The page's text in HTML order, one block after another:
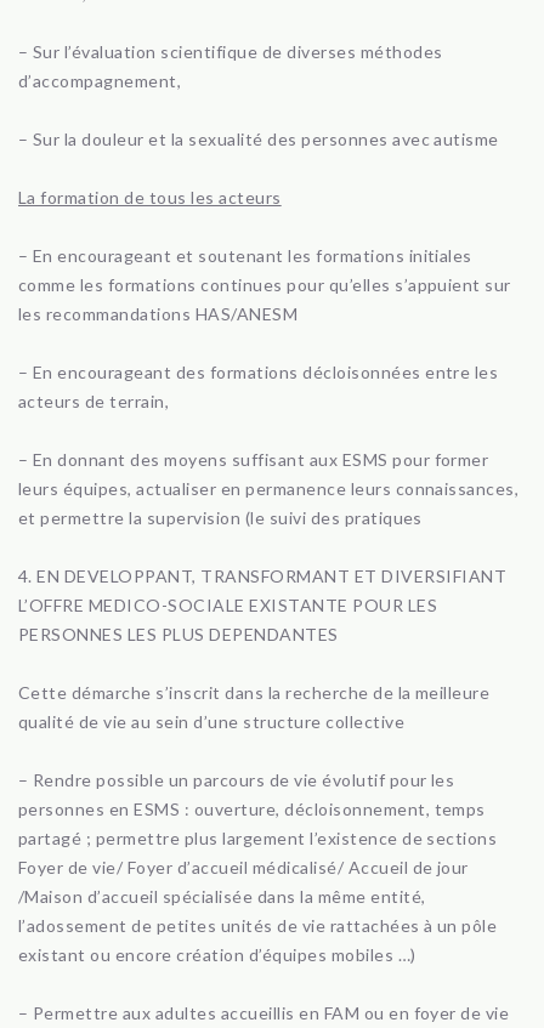
– Sur l’évaluation scientifique de diverses méthodes
d’accompagnement,
– Sur la douleur et la sexualité des personnes avec autisme
La formation de tous les acteurs
– En encourageant et soutenant les formations initiales
comme les formations continues pour qu’elles s’appuient sur
les recommandations HAS/ANESM
– En encourageant des formations décloisonnées entre les
acteurs de terrain,
– En donnant des moyens suffisant aux ESMS pour former
leurs équipes, actualiser en permanence leurs connaissances,
et permettre la supervision (le suivi des pratiques
4. EN DEVELOPPANT, TRANSFORMANT ET DIVERSIFIANT
L’OFFRE MEDICO-SOCIALE EXISTANTE POUR LES
PERSONNES LES PLUS DEPENDANTES
Cette démarche s’inscrit dans la recherche de la meilleure
qualité de vie au sein d’une structure collective
– Rendre possible un parcours de vie évolutif pour les
personnes en ESMS : ouverture, décloisonnement, temps
partagé ; permettre plus largement l’existence de sections
Foyer de vie/ Foyer d’accueil médicalisé/ Accueil de jour
/Maison d’accueil spécialisée dans la même entité,
l’adossement de petites unités de vie rattachées à un pôle
existant ou encore création d’équipes mobiles …)
– Permettre aux adultes accueillis en FAM ou en foyer de vie